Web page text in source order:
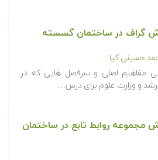
گراف در ساختمان گسسته
حسینی کیا
مفاهیم اصلی و سرفصل هایی که در
و وزارت علوم برای درس…
مجموعه روابط تابع در ساختمان